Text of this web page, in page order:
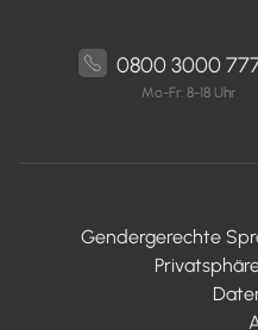
0800 3000
Mo-Fr: 8-18 Uhr
Gendergerechte